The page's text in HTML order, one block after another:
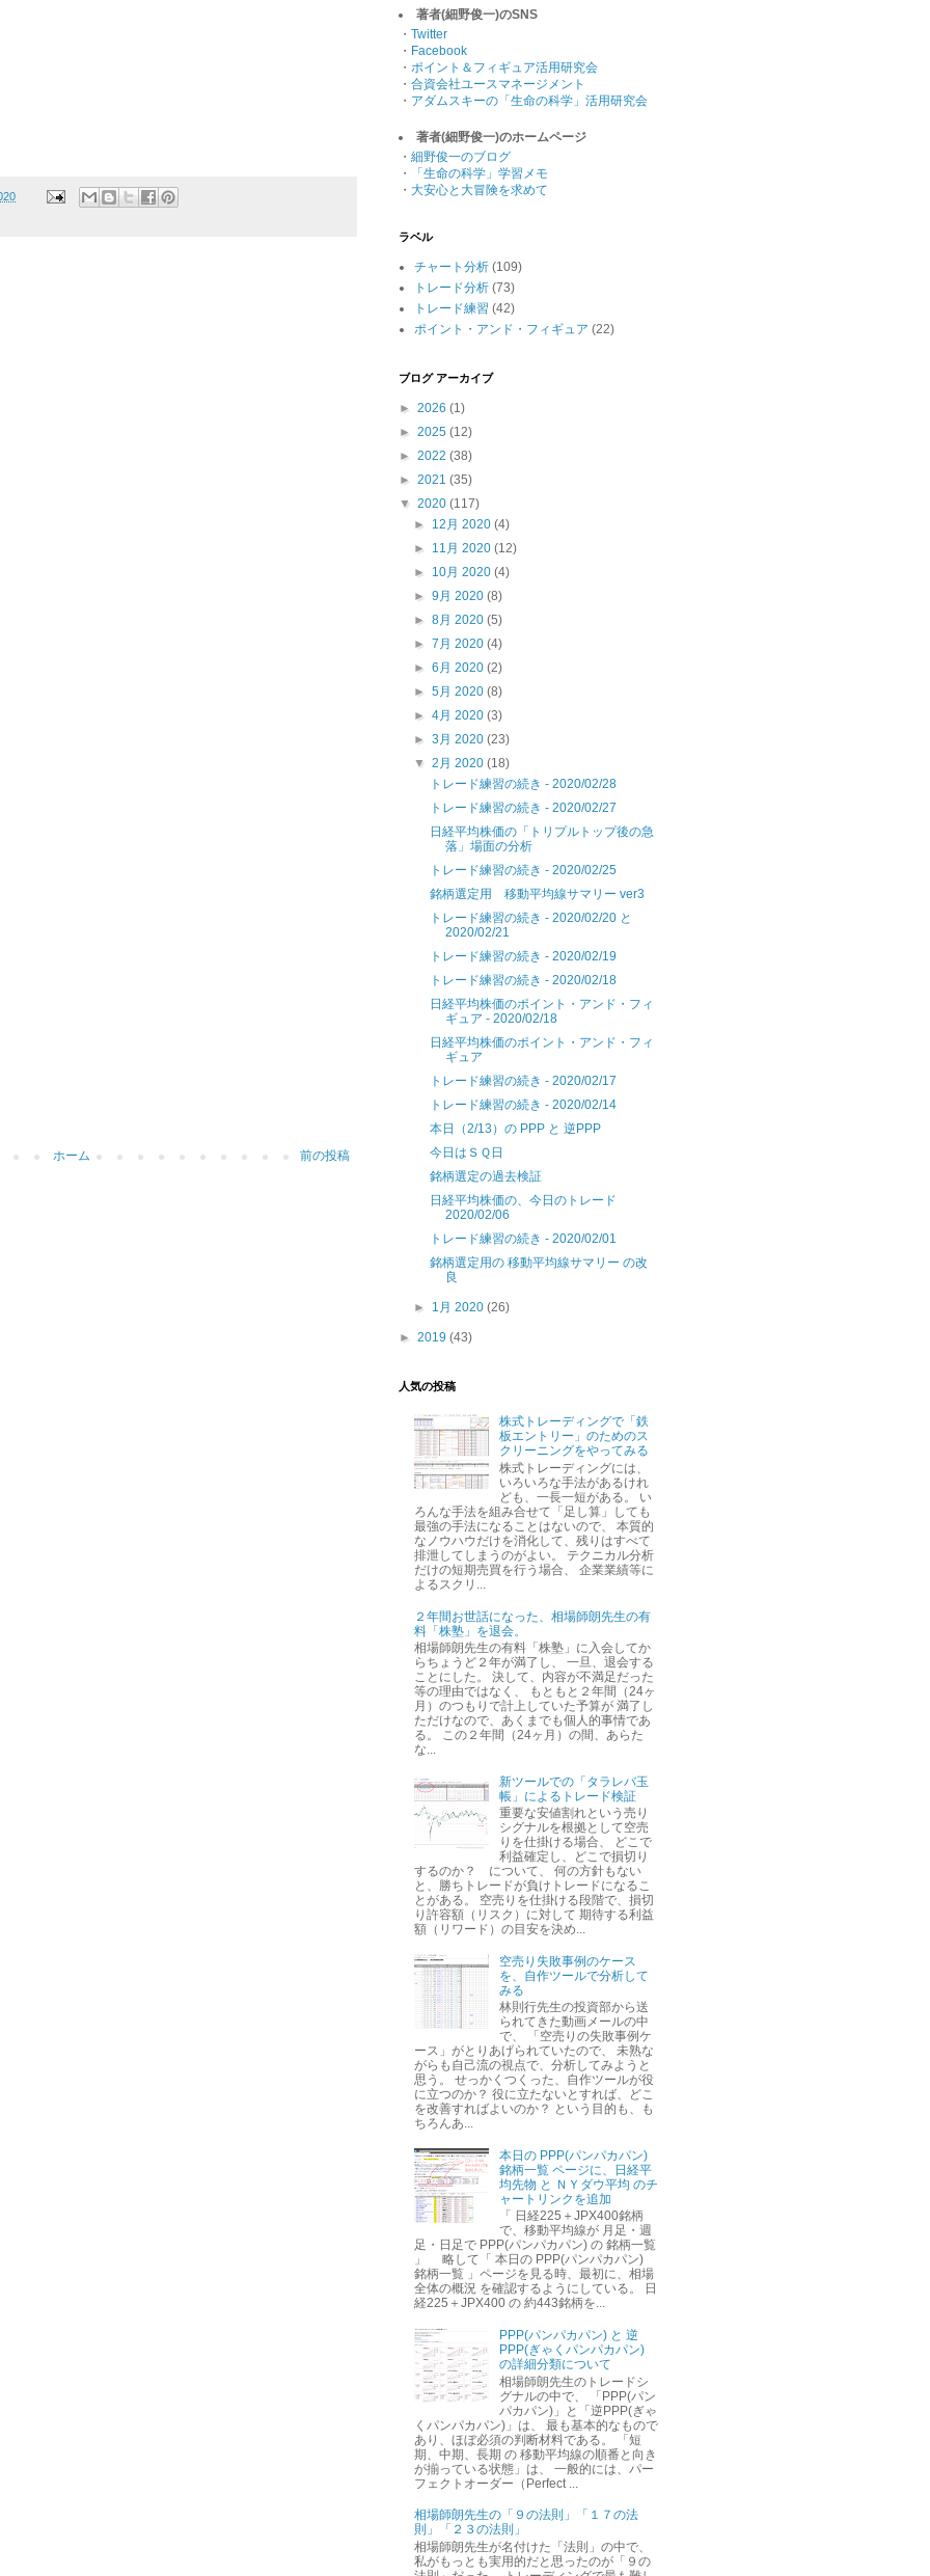
前の投稿
ホーム
著者(細野俊一)のSNS
・ Twitter
・ Facebook
・ ポイント＆フィギュア活用研究会
・ 合資会社ユースマネージメント
・ アダムスキーの「生命の科学」活用研究会
著者(細野俊一)のホームページ
・ 細野俊一のブログ
・
「生命の科学」学習メモ
・ 大安心と大冒険を求めて
ラベル
チャート分析 (109)
トレード分析 (73)
トレード練習 (42)
ポイント・アンド・フィギュア (22)
ブログ アーカイブ
► 2026 (1)
► 2025 (12)
► 2022 (38)
► 2021 (35)
▼ 2020 (117)
► 12月 2020(4)
► 11月 2020(12)
► 10月 2020(4)
►9月 2020(8)
►8月 2020(5)
►7月 2020(4)
►6月 2020(2)
►5月 2020(8)
►4月 2020(3)
►3月 2020(23)
▼2月 2020(18)
トレード練習の続き - 2020/02/28
トレード練習の続き - 2020/02/27
日経平均株価の「トリプルトップ後の急
落」場面の分析
トレード練習の続き - 2020/02/25
銘柄選定用 移動平均線サマリー ver3
トレード練習の続き - 2020/02/20 と
2020/02/21
トレード練習の続き - 2020/02/19
トレード練習の続き - 2020/02/18
日経平均株価のポイント・アンド・フィ
ギュア - 2020/02/18
日経平均株価のポイント・アンド・フィ
ギュア
トレード練習の続き - 2020/02/17
トレード練習の続き - 2020/02/14
本日（2/13）の PPP と 逆PPP
今日はＳＱ日
銘柄選定の過去検証
日経平均株価の、今日のトレード
2020/02/06
トレード練習の続き - 2020/02/01
銘柄選定用の 移動平均線サマリー の改
良
► 1月 2020(26)
► 2019 (43)
人気の投稿
株式トレーディングで「鉄
板エントリー」のためのス
クリーニングをやってみる
株式トレーディングには、
いろいろな手法があるけれ
ども、一長一短がある。 い
ろんな手法を組み合せて「足し算」しても
最強の手法になることはないので、 本質的
なノウハウだけを消化して、残りはすべて
排泄してしまうのがよい。 テクニカル分析
だけの短期売買を行う場合、 企業業績等に
よるスクリ...
２年間お世話になった、相場師朗先生の有
料「株塾」を退会。
相場師朗先生の有料「株塾」に入会してか
らちょうど２年が満了し、 一旦、退会する
ことにした。 決して、内容が不満足だった
等の理由ではなく、 もともと２年間（24ヶ
月）のつもりで計上していた予算が 満了し
ただけなので、あくまでも個人的事情であ
る。 この２年間（24ヶ月）の間、あらた
な...
新ツールでの「タラレバ玉
帳」によるトレード検証
重要な安値割れという売り
シグナルを根拠として空売
りを仕掛ける場合、 どこで
利益確定し、どこで損切り
するのか？ について、 何の方針もない
と、勝ちトレードが負けトレードになるこ
とがある。 空売りを仕掛ける段階で、損切
り許容額（リスク）に対して 期待する利益
額（リワード）の目安を決め...
空売り失敗事例のケース
を、自作ツールで分析して
みる
林則行先生の投資部から送
られてきた動画メールの中
で、 「空売りの失敗事例ケ
ース」がとりあげられていたので、 未熟な
がらも自己流の視点で、分析してみようと
思う。 せっかくつくった、自作ツールが役
に立つのか？ 役に立たないとすれば、どこ
を改善すればよいのか？ という目的も、も
ちろんあ...
本日の PPP(パンパカパン)
銘柄一覧 ページに、日経平
均先物 と ＮＹダウ平均 のチ
ャートリンクを追加
「 日経225＋JPX400銘柄
で、移動平均線が 月足・週
足・日足で PPP(パンパカパン) の 銘柄一覧
」 略して「 本日の PPP(パンパカパン)
銘柄一覧 」ページを見る時、最初に、相場
全体の概況 を確認するようにしている。 日
経225＋JPX400 の 約443銘柄を...
PPP(パンパカパン) と 逆
PPP(ぎゃくパンパカパン)
の詳細分類について
相場師朗先生のトレードシ
グナルの中で、 「PPP(パン
パカパン)」と「逆PPP(ぎゃ
くパンパカパン)」は、 最も基本的なもので
あり、ほぼ必須の判断材料である。 「短
期、中期、長期 の 移動平均線の順番と向き
が揃っている状態」は、 一般的には、パー
フェクトオーダー（Perfect ...
相場師朗先生の「９の法則」「１７の法
則」「２３の法則」
相場師朗先生が名付けた「法則」の中で、
私がもっとも実用的だと思ったのが「９の